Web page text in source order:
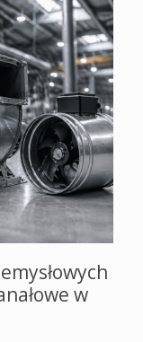
w